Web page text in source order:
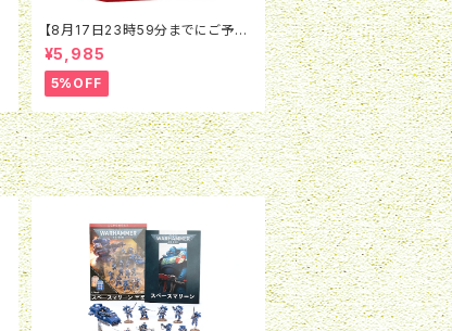
【8月17日23時59分までにご予約
で5％OFF】ブラッドボウル：ミノタ
ウロス
¥5,985
5%OFF